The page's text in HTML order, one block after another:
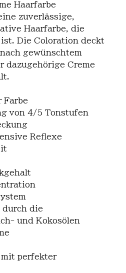
Haarfarbe
zuverlässige,
Haarfarbe, die
Die Coloration deckt
gewünschtem
dazugehörige Creme
Farbe
von 4/5 Tonstufen
Reflexe
durch die
und Kokosölen
mit perfekter